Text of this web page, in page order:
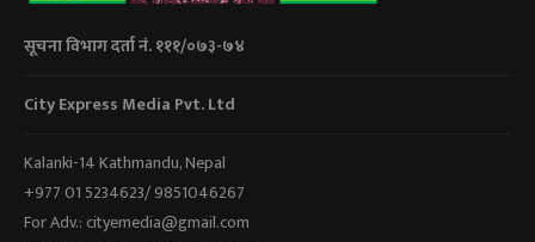
सूचना विभाग दर्ता नं. १११/०७३-७४
City Express Media Pvt. Ltd
Kalanki-14 Kathmandu, Nepal
+977 01 5234623/ 9851046267
For Adv.: cityemedia@gmail.com